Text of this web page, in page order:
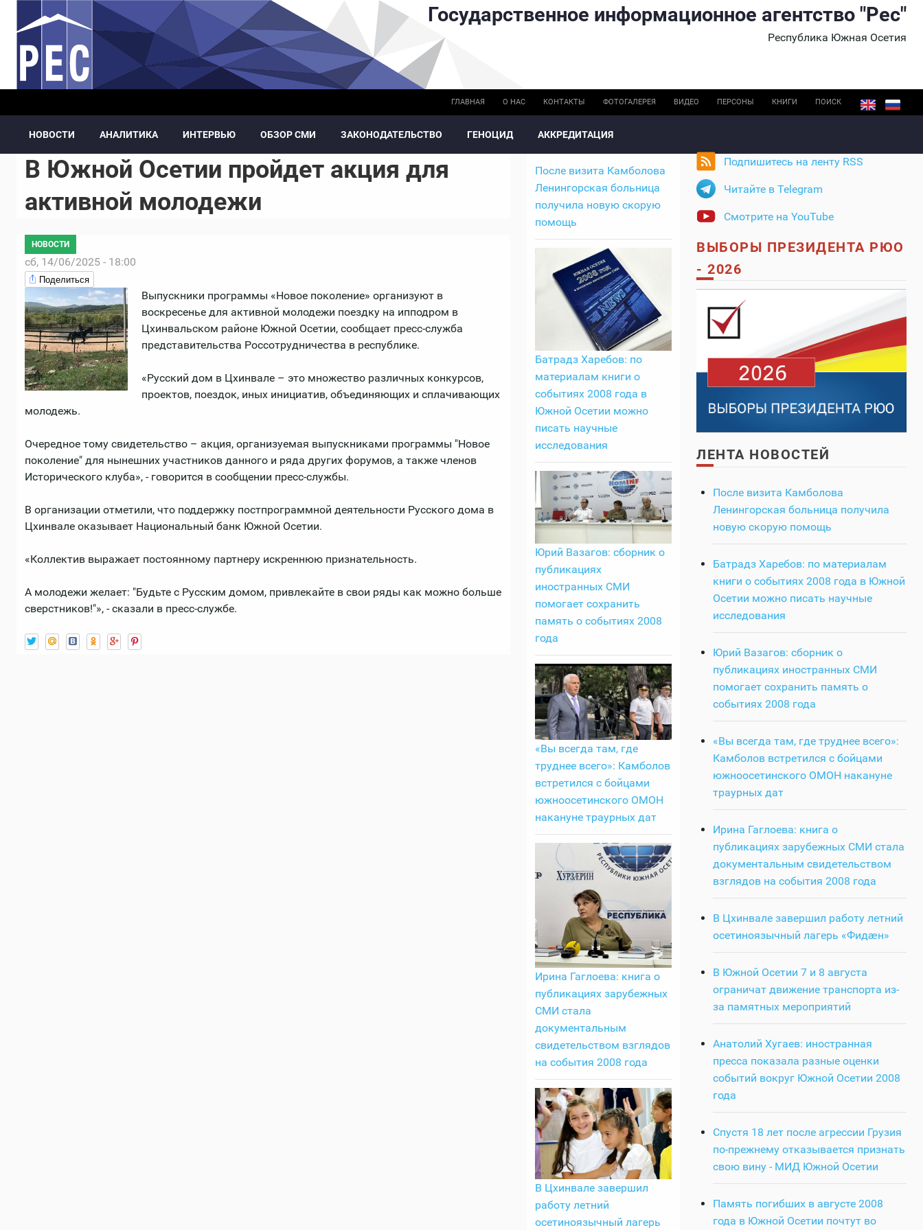
Перейти к основному содержанию Государственное информационное агентство "Рес"
Республика Южная Осетия
ГЛАВНАЯ О НАС КОНТАКТЫ ФОТОГАЛЕРЕЯ ВИДЕО ПЕРСОНЫ КНИГИ ПОИСК
НОВОСТИ АНАЛИТИКА ИНТЕРВЬЮ ОБЗОР СМИ ЗАКОНОДАТЕЛЬСТВО ГЕНОЦИД АККРЕДИТАЦИЯ
В Южной Осетии пройдет акция для
активной молодежи
НОВОСТИ
сб, 14/06/2025 - 18:00
Поделиться
Выпускники программы «Новое поколение» организуют в
воскресенье для активной молодежи поездку на ипподром в
Цхинвальском районе Южной Осетии, сообщает пресс-служба
представительства Россотрудничества в республике.
«Русский дом в Цхинвале – это множество различных конкурсов,
проектов, поездок, иных инициатив, объединяющих и сплачивающих
молодежь.
Очередное тому свидетельство – акция, организуемая выпускниками программы "Новое
поколение" для нынешних участников данного и ряда других форумов, а также членов
Исторического клуба», - говорится в сообщении пресс-службы.
В организации отметили, что поддержку постпрограммной деятельности Русского дома в
Цхинвале оказывает Национальный банк Южной Осетии.
«Коллектив выражает постоянному партнеру искреннюю признательность.
А молодежи желает: "Будьте с Русским домом, привлекайте в свои ряды как можно больше
сверстников!"», - сказали в пресс-службе.
После визита Камболова
Ленингорская больница
получила новую скорую
помощь
Батрадз Харебов: по
материалам книги о
событиях 2008 года в
Южной Осетии можно
писать научные
исследования
Юрий Вазагов: сборник о
публикациях
иностранных СМИ
помогает сохранить
память о событиях 2008
года
«Вы всегда там, где
труднее всего»: Камболов
встретился с бойцами
южноосетинского ОМОН
накануне траурных дат
Ирина Гаглоева: книга о
публикациях зарубежных
СМИ стала
документальным
свидетельством взглядов
на события 2008 года
В Цхинвале завершил
работу летний
осетиноязычный лагерь
Подпишитесь на ленту RSS
Читайте в Telegram
Смотрите на YouTube
ВЫБОРЫ ПРЕЗИДЕНТА РЮО
- 2026
ЛЕНТА НОВОСТЕЙ
После визита Камболова
Ленингорская больница получила
новую скорую помощь
Батрадз Харебов: по материалам
книги о событиях 2008 года в Южной
Осетии можно писать научные
исследования
Юрий Вазагов: сборник о
публикациях иностранных СМИ
помогает сохранить память о
событиях 2008 года
«Вы всегда там, где труднее всего»:
Камболов встретился с бойцами
южноосетинского ОМОН накануне
траурных дат
Ирина Гаглоева: книга о
публикациях зарубежных СМИ стала
документальным свидетельством
взглядов на события 2008 года
В Цхинвале завершил работу летний
осетиноязычный лагерь «Фидӕн»
В Южной Осетии 7 и 8 августа
ограничат движение транспорта из-
за памятных мероприятий
Анатолий Хугаев: иностранная
пресса показала разные оценки
событий вокруг Южной Осетии 2008
года
Спустя 18 лет после агрессии Грузия
по-прежнему отказывается признать
свою вину - МИД Южной Осетии
Память погибших в августе 2008
года в Южной Осетии почтут во